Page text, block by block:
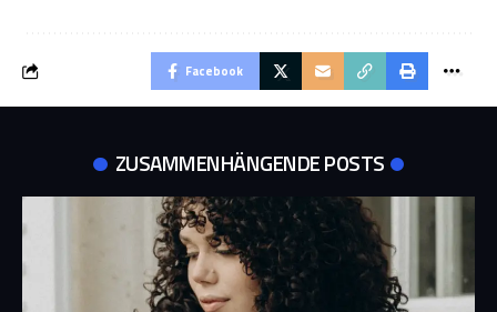
Facebook
ZUSAMMENHÄNGENDE POSTS